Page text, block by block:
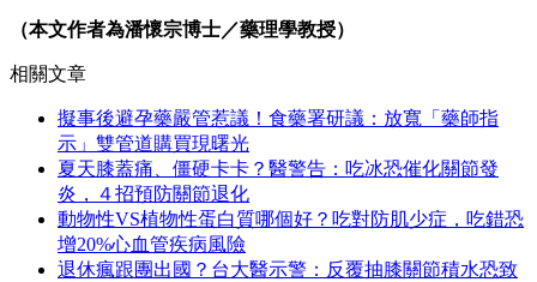
（本文作者為潘懷宗博士／藥理學教授）
相關文章
擬事後避孕藥嚴管惹議！食藥署研議：放寬「藥師指
示」雙管道購買現曙光
夏天膝蓋痛、僵硬卡卡？醫警告：吃冰恐催化關節發
炎，４招預防關節退化
動物性VS植物性蛋白質哪個好？吃對防肌少症，吃錯恐
增20%心血管疾病風險
退休瘋跟團出國？台大醫示警：反覆抽膝關節積水恐致